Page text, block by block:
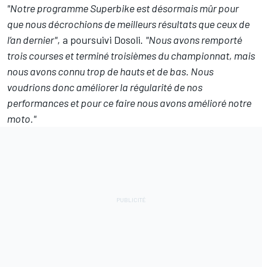
"Notre programme Superbike est désormais mûr pour
que nous décrochions de meilleurs résultats que ceux de
l’an dernier", a poursuivi Dosoli. "Nous avons remporté
trois courses et terminé troisièmes du championnat, mais
nous avons connu trop de hauts et de bas. Nous
voudrions donc améliorer la régularité de nos
performances et pour ce faire nous avons amélioré notre
moto."